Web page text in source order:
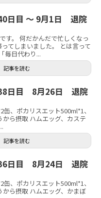
日目 ～ 9月1日 退院
す。 何だかんだで忙しくなっ
てしまいました。 とは言って
毎日代わり...
記事を読む
日目 8月26日 退院
、ポカリスエット500ml*1、
ら摂取 ハムエッグ、カステ
記事を読む
日目 8月24日 退院
、ポカリスエット500ml*1、
ら摂取 ハムエッグ、かまぼ